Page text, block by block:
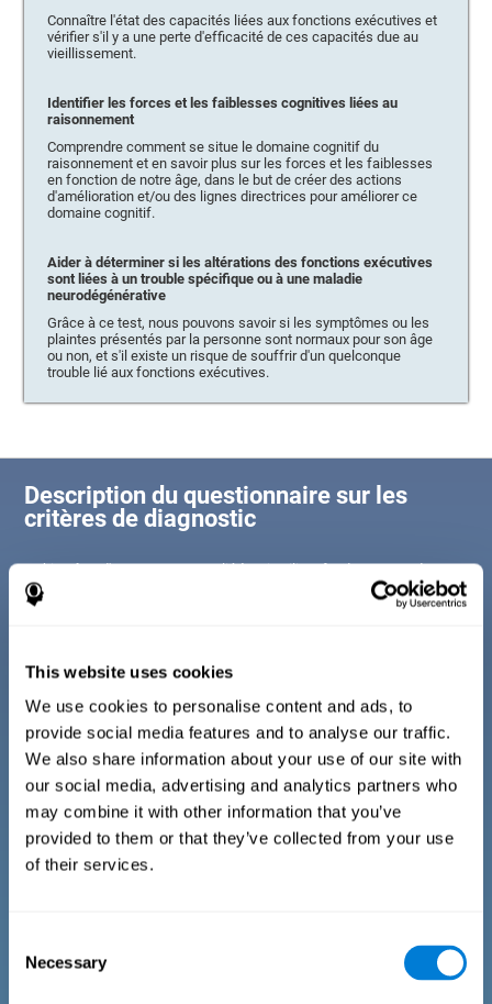
This website uses cookies
We use cookies to personalise content and ads, to
provide social media features and to analyse our traffic.
We also share information about your use of our site with
our social media, advertising and analytics partners who
may combine it with other information that you’ve
provided to them or that they’ve collected from your use
of their services.
Selection
Necessary
Connaître l'état des capacités liées aux fonctions exécutives et
vérifier s'il y a une perte d'efficacité de ces capacités due au
vieillissement.
Identifier les forces et les faiblesses cognitives liées au
raisonnement
Comprendre comment se situe le domaine cognitif du
raisonnement et en savoir plus sur les forces et les faiblesses
en fonction de notre âge, dans le but de créer des actions
d'amélioration et/ou des lignes directrices pour améliorer ce
domaine cognitif.
Aider à déterminer si les altérations des fonctions exécutives
sont liées à un trouble spécifique ou à une maladie
neurodégénérative
Grâce à ce test, nous pouvons savoir si les symptômes ou les
plaintes présentés par la personne sont normaux pour son âge
ou non, et s'il existe un risque de souffrir d'un quelconque
trouble lié aux fonctions exécutives.
Description du questionnaire sur les
critères de diagnostic
Le bien-être d'une personne est lié à trois piliers fondamentaux de notre
vie (bien-être social, bien-être physique et bien-être psychologique).
Pour pouvoir prétendre qu'une personne jouit d'un bon état de santé, il
Questionnaire pour les enfants et les adolescents
de 7 à 17 ans
Consiste en une série de questions faciles à répondre qui
doivent être remplies par le tuteur ou le professionnel
responsable de l'évaluation. Le questionnaire comprend des
questions sur les domaines suivants : le bien-être physique (être
dans un état physique approprié), le bien-être psychologique (un